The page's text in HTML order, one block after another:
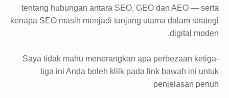
tentang hubungan antara SEO, GEO dan AEO — serta
kenapa SEO masih menjadi tunjang utama dalam strategi
digital moden.
Saya tidak mahu menerangkan apa perbezaan ketiga-
tiga ini Anda boleh klilk pada link bawah ini untuk
penjelasan penuh